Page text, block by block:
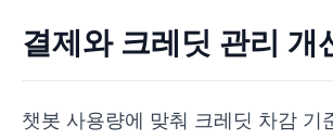
결제와 크레딧 관리 개
챗봇 사용량에 맞춰 크레딧 차감 기